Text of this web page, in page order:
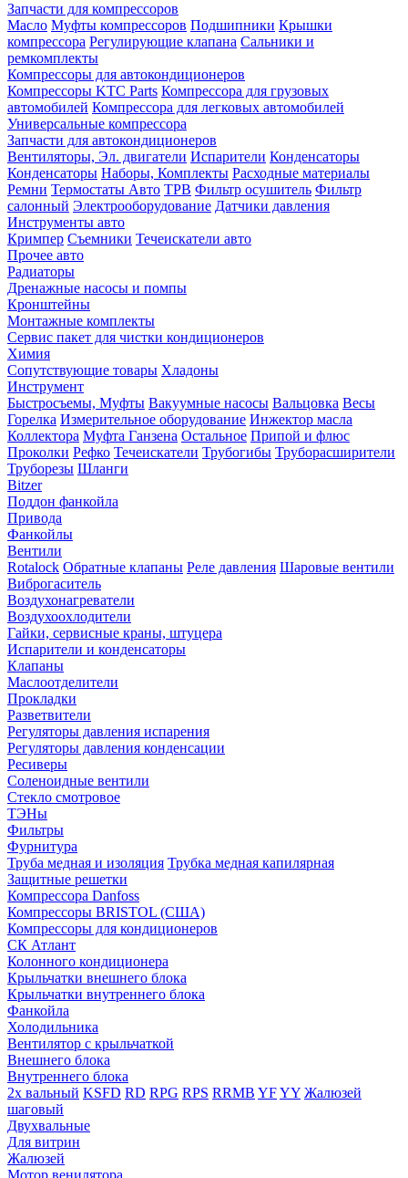
Запчасти для компрессоров
Масло Муфты компрессоров Подшипники Крышки
компрессора Регулирующие клапана Сальники и
ремкомплекты
Компрессоры для автокондиционеров
Компрессоры KTC Parts Компрессора для грузовых
автомобилей Компрессора для легковых автомобилей
Универсальные компрессора
Запчасти для автокондиционеров
Вентиляторы, Эл. двигатели Испарители Конденсаторы
Конденсаторы Наборы, Комплекты Расходные материалы
Ремни Термостаты Авто ТРВ Фильтр осушитель Фильтр
салонный Электрооборудование Датчики давления
Инструменты авто
Кримпер Съемники Течеискатели авто
Прочее авто
Радиаторы
Дренажные насосы и помпы
Кронштейны
Монтажные комплекты
Сервис пакет для чистки кондиционеров
Химия
Сопутствующие товары Хладоны
Инструмент
Быстросъемы, Муфты Вакуумные насосы Вальцовка Весы
Горелка Измерительное оборудование Инжектор масла
Коллектора Муфта Ганзена Остальное Припой и флюс
Проколки Рефко Течеискатели Трубогибы Труборасширители
Труборезы Шланги
Bitzer
Поддон фанкойла
Привода
Фанкойлы
Вентили
Rotalock Обратные клапаны Реле давления Шаровые вентили
Виброгаситель
Воздухонагреватели
Воздухоохлодители
Гайки, сервисные краны, штуцера
Испарители и конденсаторы
Клапаны
Маслоотделители
Прокладки
Разветвители
Регуляторы давления испарения
Регуляторы давления конденсации
Ресиверы
Соленоидные вентили
Стекло смотровое
ТЭНы
Фильтры
Фурнитура
Труба медная и изоляция Трубка медная капилярная
Защитные решетки
Компрессора Danfoss
Компрессоры BRISTOL (США)
Компрессоры для кондиционеров
СК Атлант
Колонного кондиционера
Крыльчатки внешнего блока
Крыльчатки внутреннего блока
Фанкойла
Холодильника
Вентилятор с крыльчаткой
Внешнего блока
Внутреннего блока
2х вальный KSFD RD RPG RPS RRMB YFYY Жалюзей
шаговый
Двухвальные
Для витрин
Жалюзей
Мотор венилятора